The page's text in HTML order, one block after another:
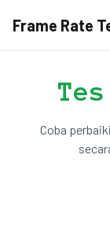
Frame Rate
Coba